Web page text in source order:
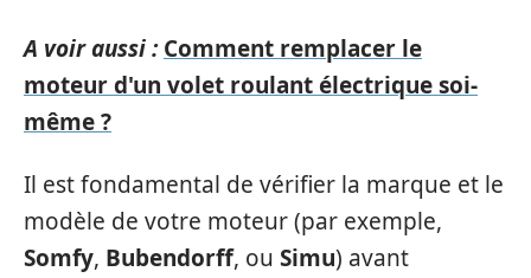
A voir aussi : Comment remplacer le
moteur d'un volet roulant électrique soi-
même ?
Il est fondamental de vérifier la marque et le
modèle de votre moteur (par exemple,
Somfy, Bubendorff, ou Simu) avant